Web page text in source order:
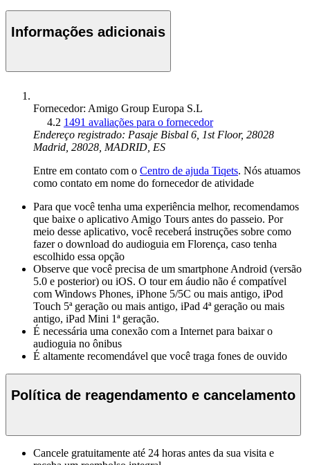
Informações adicionais
Fornecedor: Amigo Group Europa S.L
4.2 1491 avaliações para o fornecedor
Endereço registrado: Pasaje Bisbal 6, 1st Floor, 28028
Madrid, 28028, MADRID, ES
Entre em contato com o Centro de ajuda Tiqets. Nós atuamos
como contato em nome do fornecedor de atividade
Para que você tenha uma experiência melhor, recomendamos
que baixe o aplicativo Amigo Tours antes do passeio. Por
meio desse aplicativo, você receberá instruções sobre como
fazer o download do audioguia em Florença, caso tenha
escolhido essa opção
Observe que você precisa de um smartphone Android (versão
5.0 e posterior) ou iOS. O tour em áudio não é compatível
com Windows Phones, iPhone 5/5C ou mais antigo, iPod
Touch 5ª geração ou mais antigo, iPad 4ª geração ou mais
antigo, iPad Mini 1ª geração.
É necessária uma conexão com a Internet para baixar o
audioguia no ônibus
É altamente recomendável que você traga fones de ouvido
Política de reagendamento e cancelamento
Cancele gratuitamente até 24 horas antes da sua visita e